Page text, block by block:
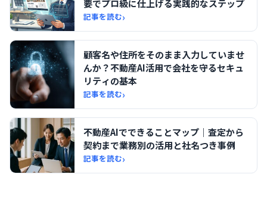
要でプロ級に仕上げる実践的なステップ
記事を読む›
顧客名や住所をそのまま入力していませ
んか？不動産AI活用で会社を守るセキュ
リティの基本
記事を読む›
不動産AIでできることマップ｜査定から
契約まで業務別の活用と社名つき事例
記事を読む›